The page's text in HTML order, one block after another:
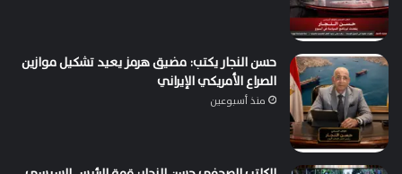
حسن النجار يكتب: مضيق هرمز يعيد تشكيل موازين
الصراع الأمريكي الإيراني
منذ أسبوعين